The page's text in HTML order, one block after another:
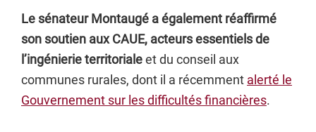
Le sénateur Montaugé a également réaffirmé
son soutien aux CAUE, acteurs essentiels de
l’ingénierie territorialeet du conseil aux
communes rurales, dont il a récemment alerté le
Gouvernement sur les difficultés financières.